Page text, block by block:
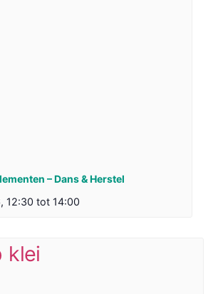
– Dans & Herstel
12:30 tot 14:00